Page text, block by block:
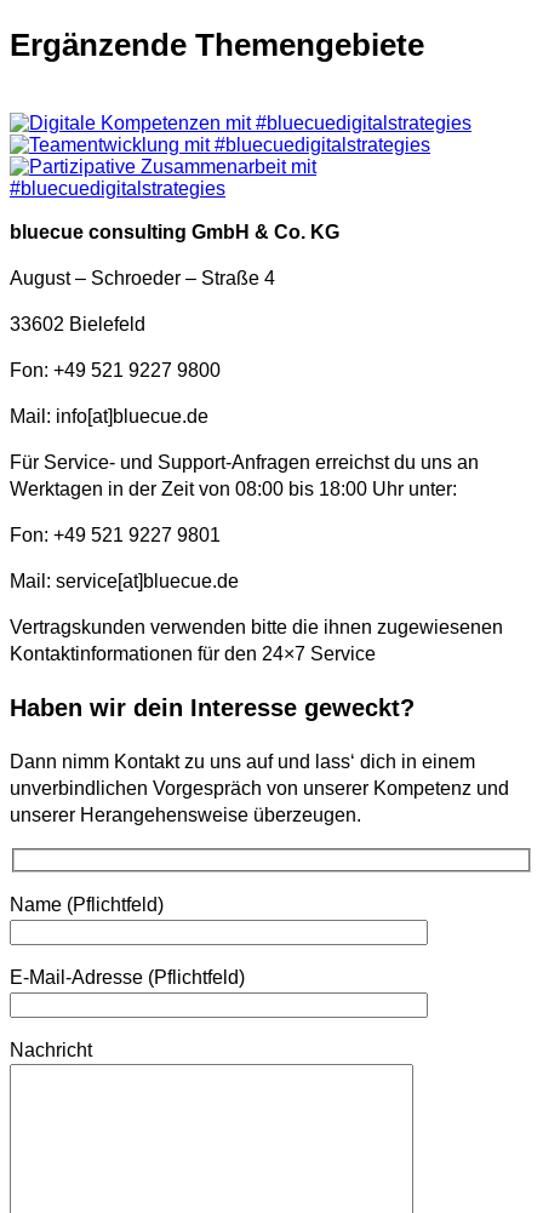
Ergänzende Themengebiete
bluecue consulting GmbH & Co. KG
August – Schroeder – Straße 4
33602 Bielefeld
Fon: +49 521 9227 9800
Mail: info[at]bluecue.de
Für Service- und Support-Anfragen erreichst du uns an
Werktagen in der Zeit von 08:00 bis 18:00 Uhr unter:
Fon: +49 521 9227 9801
Mail: service[at]bluecue.de
Vertragskunden verwenden bitte die ihnen zugewiesenen
Kontaktinformationen für den 24×7 Service
Haben wir dein Interesse geweckt?
Dann nimm Kontakt zu uns auf und lass‘ dich in einem
unverbindlichen Vorgespräch von unserer Kompetenz und
unserer Herangehensweise überzeugen.
Name (Pflichtfeld)
E-Mail-Adresse (Pflichtfeld)
Nachricht